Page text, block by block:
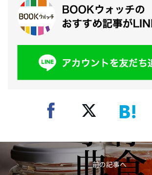
前の記事へ